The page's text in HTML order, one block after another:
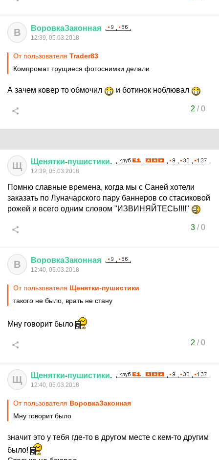
В ВоровкаЗаконная
12:39, 05.03.2018
От пользователя Trader83
Компромат трущиеся фотоснимки делали
А зачем ковер то обмочил и ботинок ноблювал
2 /0
Щ Щенятки-пушистики.
12:39, 05.03.2018
Помню славные времена, когда мы с Саней хотели
заказать по Луначарского пару баннеров со стасиковой
рожей и всего одним словом "ИЗВИНЯЙТЕСЬ!!!!"
3/0
В ВоровкаЗаконная
12:40, 05.03.2018
От пользователя Щенятки-пушистики
такого не было, врать не стану
Мну говорит было
2 /0
Щ Щенятки-пушистики.
12:40, 05.03.2018
От пользователя ВоровкаЗаконная
Мну говорит было
значит это у тебя где-то в другом месте с кем-то другим
было!